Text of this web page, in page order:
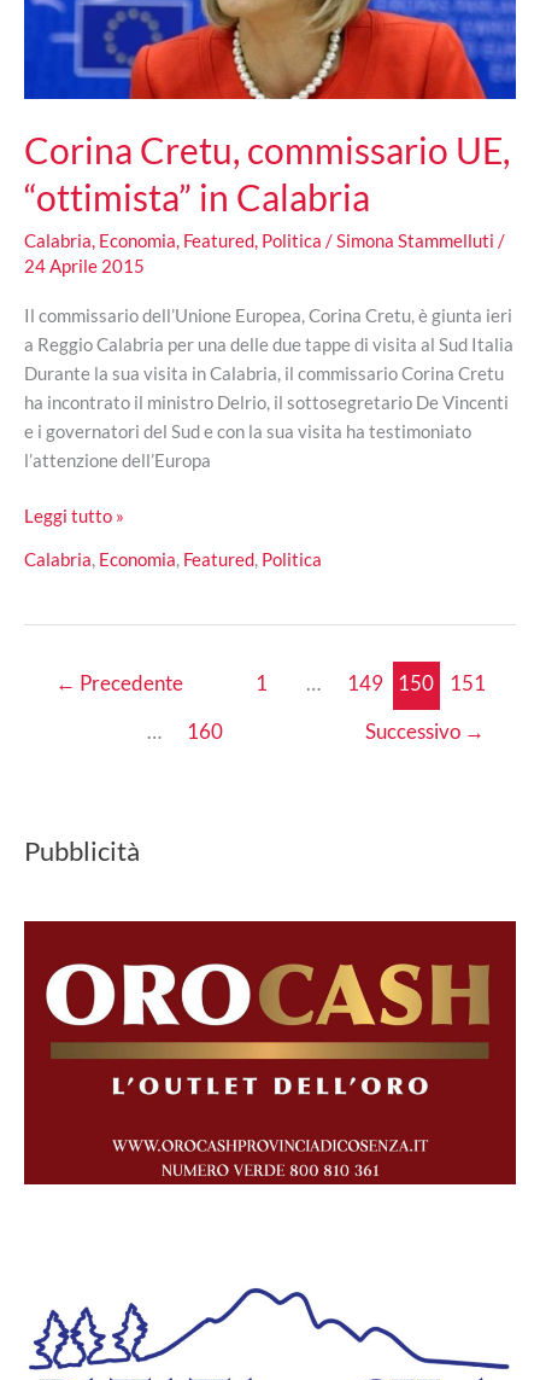
Corina Cretu, commissario UE,
“ottimista” in Calabria
Calabria Economia Featured Politica / Simona Stammelluti /
24 Aprile 2015
Il commissario dell’Unione Europea, Corina Cretu, è giunta ieri
a Reggio Calabria per una delle due tappe di visita al Sud Italia
Durante la sua visita in Calabria, il commissario Corina Cretu
ha incontrato il ministro Delrio, il sottosegretario De Vincenti
e i governatori del Sud e con la sua visita ha testimoniato
l’attenzione dell’Europa
Corina
commissario
“ottimista”
Calabria
Leggi tutto »
Calabria, Economia, Featured, Politica
← Precedente 1 … 149 150
151
…
160 Successivo →
Pubblicità